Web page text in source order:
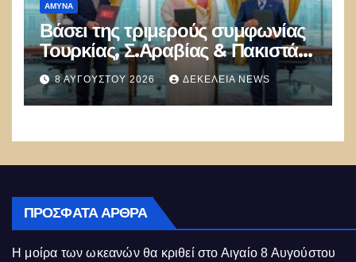
ΑΜΥΝΑ
Βάσει της τριμερούς συμφωνίας
Τουρκίας, Σ.Αραβίας & Πακιστάν
θα πολεμήσουν Ριάντ και
Ισλαμαμπάντ κατά της Ελλάδας!
8 ΑΥΓΟΎΣΤΟΥ 2026 ΔΕΚΈΛΕΙΑ NEWS
ΠΡΌΣΦΑΤΑ ΆΡΘΡΑ
Η μοίρα των ωκεανών θα κριθεί στο Αιγαίο 8 Αυγούστου